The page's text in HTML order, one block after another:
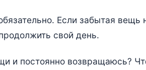
Если забытая вещь
свой день.
и постоянно возвращаюсь?